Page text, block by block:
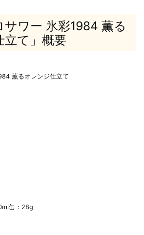
サワー 氷彩1984 薫る
立て」概要
薫るオレンジ仕立て
缶：28g